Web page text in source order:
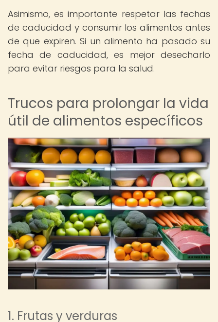
Asimismo, es importante respetar las fechas
de caducidad y consumir los alimentos antes
de que expiren. Si un alimento ha pasado su
fecha de caducidad, es mejor desecharlo
para evitar riesgos para la salud.
Trucos para prolongar la vida
útil de alimentos específicos
1. Frutas y verduras